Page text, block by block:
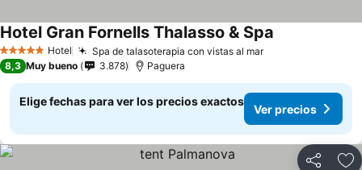
5 Estrellas Hotel Spa de talasoterapia con vistas al mar
Hotel Gran Fornells Thalasso & Spa
8,3 Muy bueno 3.878 Paguera
Elige fechas para ver los precios exactos
Ver precios